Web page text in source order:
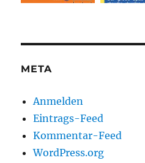
META
Anmelden
Eintrags-Feed
Kommentar-Feed
WordPress.org